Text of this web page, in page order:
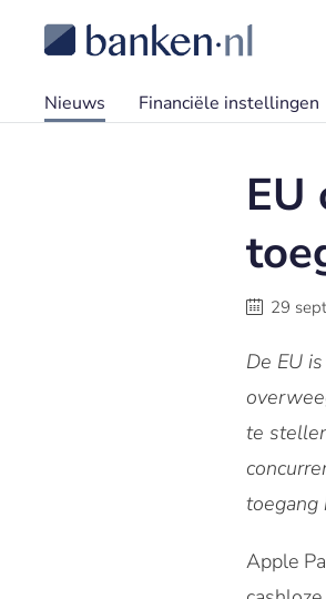
Nieuws Financiële instellingen
29
De EU
te
toegang
Apple